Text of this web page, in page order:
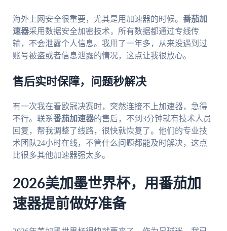
海外上网安全很重要，尤其是用加速器的时候。 番茄加
速器采用数据安全加密技术，所有数据都通过专线传
输，不会泄露个人信息。我用了一年多，从来没遇到过
账号被盗或者信息泄露的情况，这点让我很放心。
售后实时保障，问题秒解决
有一次我在看欧冠决赛时，突然连接不上加速器，急得
不行。联系番茄加速器的售后，不到3分钟就有技术人员
回复，帮我调整了线路，很快就恢复了。他们的专业技
术团队24小时在线，不管什么问题都能及时解决，这点
比很多其他加速器强太多。
2026美加墨世界杯，用番茄加
速器提前做好准备